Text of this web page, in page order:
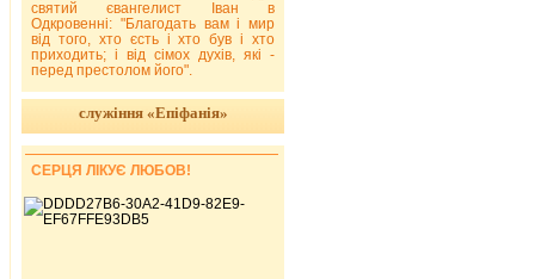
святий євангелист Іван в
Одкровенні: "Благодать вам і мир
від того, хто єсть і хто був і хто
приходить; і від сімох духів, які -
перед престолом його".
служіння «Епіфанія»
СЕРЦЯ ЛІКУЄ ЛЮБОВ!